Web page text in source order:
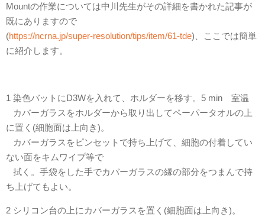
Mountの作業については中川先生がその詳細を書かれた記事が
既にありますので
(https://ncrna.jp/super-resolution/tips/item/61-tde)、ここでは簡単
に紹介します。
1 染色バットにD3Wを入れて、ホルダーを移す。5 min 室温
カバーガラスをホルダーから取り出してペーパータオルの上
に置く(細胞面は上向き)。
カバーガラスをピンセットで持ち上げて、細胞の付着してい
ない面をキムワイプ等で
拭く。手袋をした手でカバーガラスの縁の部分をつまんで持
ち上げてもよい。
2 シリコン台の上にカバーガラスを置く(細胞面は上向き)。